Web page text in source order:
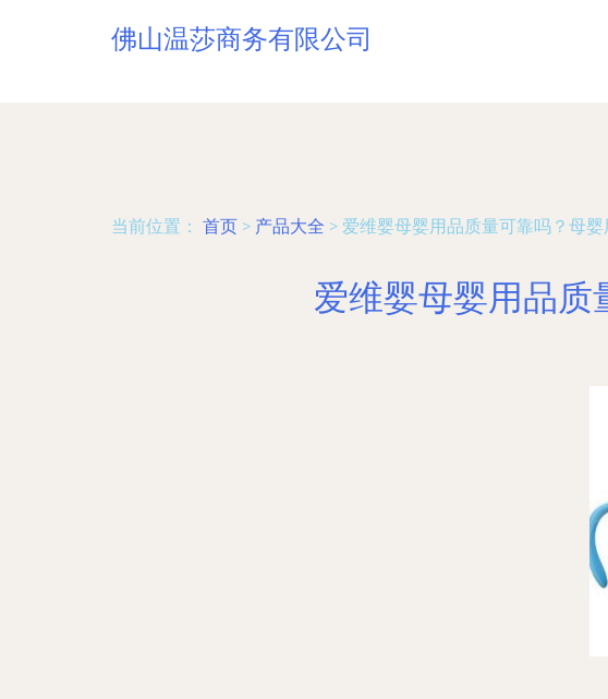
佛山温莎商务有限公司
当前位置： 首页 > 产品大全 > 爱维婴母婴用品质量可靠吗？母
爱维婴母婴用品质